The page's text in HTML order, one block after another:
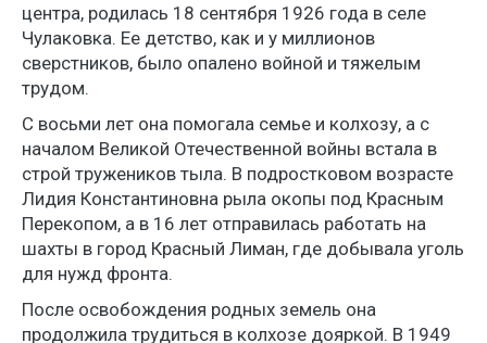
центра, родилась 18 сентября 1926 года в селе
Чулаковка. Ее детство, как и у миллионов
сверстников, было опалено войной и тяжелым
трудом.
С восьми лет она помогала семье и колхозу, а с
началом Великой Отечественной войны встала в
строй тружеников тыла. В подростковом возрасте
Лидия Константиновна рыла окопы под Красным
Перекопом, а в 16 лет отправилась работать на
шахты в город Красный Лиман, где добывала уголь
для нужд фронта.
После освобождения родных земель она
продолжила трудиться в колхозе дояркой. В 1949